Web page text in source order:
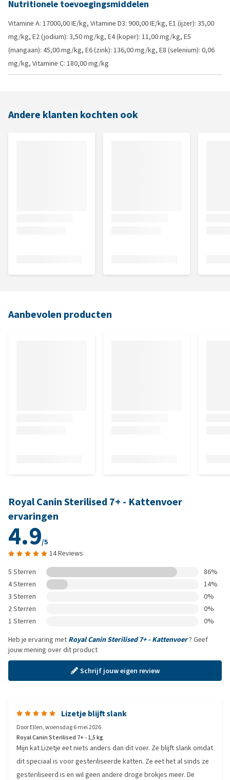
Nutritionele toevoegingsmiddelen
Vitamine A: 17000,00 IE/kg, Vitamine D3: 900,00 IE/kg, E1 (ijzer): 35,00
mg/kg, E2 (jodium): 3,50 mg/kg, E4 (koper): 11,00 mg/kg, E5
(mangaan): 45,00 mg/kg, E6 (zink): 136,00 mg/kg, E8 (selenium): 0,06
mg/kg, Vitamine C: 180,00 mg/kg
Andere klanten kochten ook
Aanbevolen producten
Royal Canin Sterilised 7+ - Kattenvoer
ervaringen
4.9/5
14 Reviews
5 Sterren
86%
4 Sterren
14%
3 Sterren
0%
2 Sterren
0%
1 Sterren
0%
Heb je ervaring met Royal Canin Sterilised 7+ - Kattenvoer? Geef
jouw mening over dit product
Schrijf jouw eigen review
Lizetje blijft slank
DoorEllen,woensdag 6 mei 2026
Royal Canin Sterilised 7+ - 1,5 kg
Mijn kat Lizetje eet niets anders dan dit voer. Ze blijft slank omdat
dit speciaal is voor gesteriliseerde katten. Ze eet het al sinds ze
gesteriliseerd is en wil geen andere droge brokjes meer. De